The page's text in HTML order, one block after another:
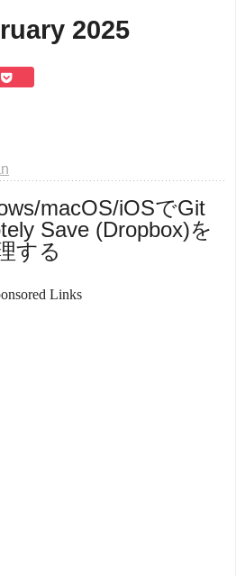
2025
macOS/iOSでGit
Save (Dropbox)を
する
Links